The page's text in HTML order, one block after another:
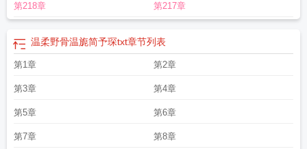
阁温柔野骨澜笙男主简予琛 温柔野骨 金岫讲了什么
读温柔野骨阑笙温柔野骨 澜笙温柔野骨短剧李胜杰温柔野骨by金岫晋江温
柔野骨王晨鹏短剧免费观看温柔野骨番茄温柔野骨 澜笙免费阅读
金岫免费阅读温柔野骨澜笙笔趣阁在线阅读温柔野骨 澜笙晋江温柔野骨周砚
浔温柔野骨全文免费阅读笔趣阁 温柔野骨金岫周砚浔
澜笙男主简予琛全文免费阅读
温柔野骨书燃周砚浔
阁温柔野骨全文免费阅读晋江 温柔野骨短剧免费观看12集
主扮演者
温柔野骨澜笙全文免费阅读
第218章 第217章
温柔野骨温旎简予琛txt章节列表
第1章 第2章
第3章 第4章
第5章 第6章
第7章 第8章